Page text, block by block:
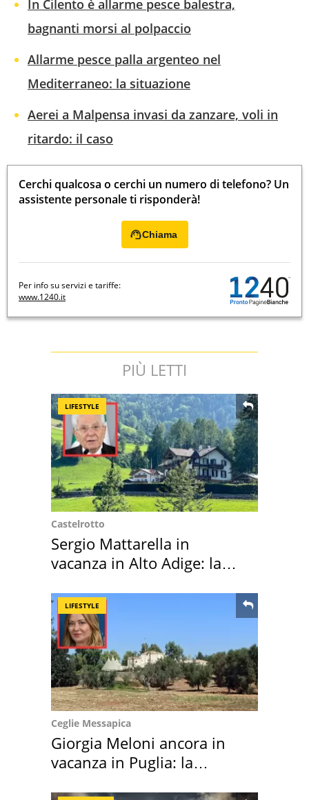
In Cilento è allarme pesce balestra,
bagnanti morsi al polpaccio
Allarme pesce palla argenteo nel
Mediterraneo: la situazione
Aerei a Malpensa invasi da zanzare, voli in
ritardo: il caso
Cerchi qualcosa o cerchi un numero di telefono? Un
assistente personale ti risponderà!
Chiama
Per info su servizi e tariffe:
www.1240.it
PIÙ LETTI
LIFESTYLE
Castelrotto
Sergio Mattarella in
vacanza in Alto Adige: la
LIFESTYLE
Ceglie Messapica
Giorgia Meloni ancora in
vacanza in Puglia: la